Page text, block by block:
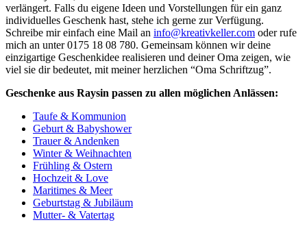
verlängert. Falls du eigene Ideen und Vorstellungen für ein ganz
individuelles Geschenk hast, stehe ich gerne zur Verfügung.
Schreibe mir einfach eine Mail an info@kreativkeller.com oder rufe
mich an unter 0175 18 08 780. Gemeinsam können wir deine
einzigartige Geschenkidee realisieren und deiner Oma zeigen, wie
viel sie dir bedeutet, mit meiner herzlichen “Oma Schriftzug”.
Geschenke aus Raysin passen zu allen möglichen Anlässen:
Taufe & Kommunion
Geburt & Babyshower
Trauer & Andenken
Winter & Weihnachten
Frühling & Ostern
Hochzeit & Love
Maritimes & Meer
Geburtstag & Jubiläum
Mutter- & Vatertag